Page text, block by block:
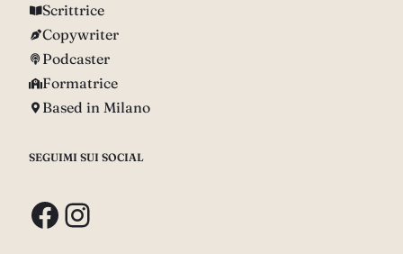
Scrittrice
Copywriter
Podcaster
Formatrice
Based in Milano
SEGUIMI SUI SOCIAL
Facebook
Instagram